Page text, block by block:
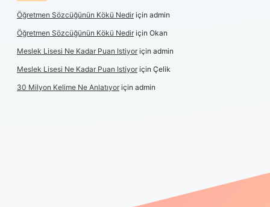
Öğretmen Sözcüğünün Kökü Nediriçin admin
Öğretmen Sözcüğünün Kökü Nediriçin Okan
Meslek Lisesi Ne Kadar Puan Istiyoriçin admin
Meslek Lisesi Ne Kadar Puan Istiyoriçin Çelik
30 Milyon Kelime Ne Anlatıyoriçin admin
elexbetgiris.org